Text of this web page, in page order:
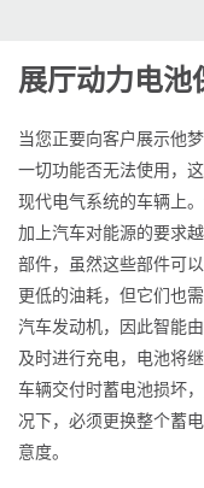
展厅动力电池
当您正要向客户展示他
一切功能否无法使用，
现代电气系统的车辆上
加上汽车对能源的要求
部件，虽然这些部件可
更低的油耗，但它们也
汽车发动机，因此智能
及时进行充电，电池将
车辆交付时蓄电池损坏
况下，必须更换整个蓄
意度。